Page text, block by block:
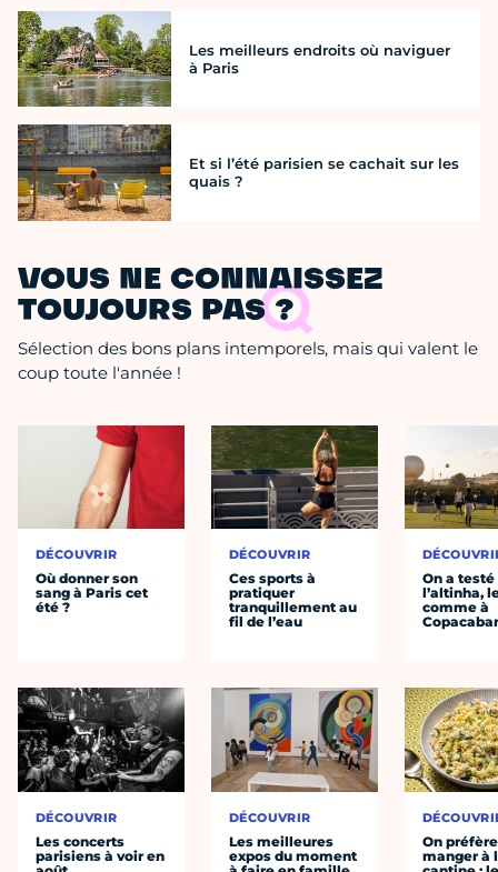
Les meilleurs endroits où naviguer
à Paris
Et si l’été parisien se cachait sur les
quais ?
VOUS NE CONNAISSEZ
TOUJOURS PAS ?
Sélection des bons plans intemporels, mais qui valent le
coup toute l'année !
DÉCOUVRIR
Où donner son
sang à Paris cet
été ?
DÉCOUVRIR
Les concerts
parisiens à voir en
DÉCOUVRIR
Ces sports à
pratiquer
tranquillement au
fil de l’eau
DÉCOUVRIR
Les meilleures
expos du moment
On a testé
l’altinha,
comme à
On préfère
manger à